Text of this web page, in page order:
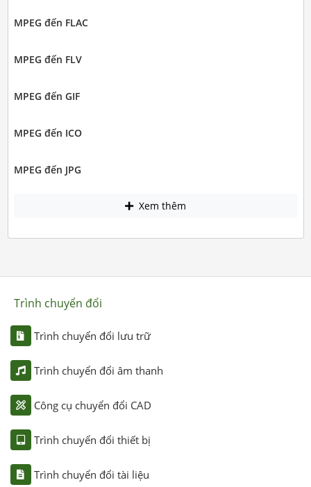
MPEG đến FLAC
MPEG đến FLV
MPEG đến GIF
MPEG đến ICO
MPEG đến JPG
Xem thêm
Trình chuyển đổi
Trình chuyển đổi lưu trữ
Trình chuyển đổi âm thanh
Công cụ chuyển đổi CAD
Trình chuyển đổi thiết bị
Trình chuyển đổi tài liệu